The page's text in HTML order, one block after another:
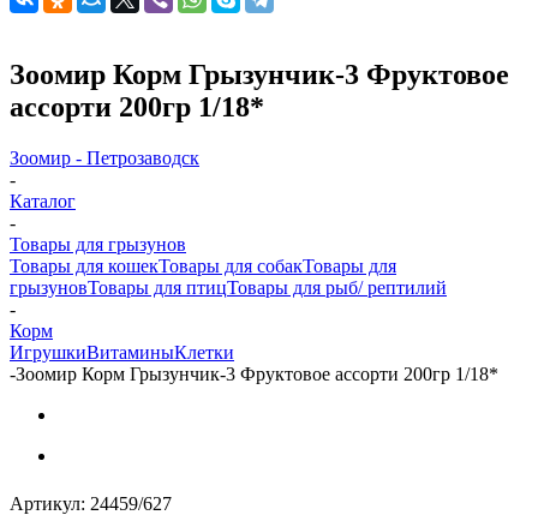
Зоомир Корм Грызунчик-3 Фруктовое
ассорти 200гр 1/18*
Зоомир - Петрозаводск
-
Каталог
-
Товары для грызунов
Товары для кошекТовары для собакТовары для
грызуновТовары для птицТовары для рыб/ рептилий
-
Корм
ИгрушкиВитаминыКлетки
-Зоомир Корм Грызунчик-3 Фруктовое ассорти 200гр 1/18*
Артикул: 24459/627